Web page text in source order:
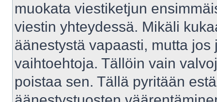
muokata viestiketjun
viestin yhteydessä. Mikäli
äänestystä vapaasti, mutta
vaihtoehtoja. Tällöin vain
poistaa sen. Tällä pyritään